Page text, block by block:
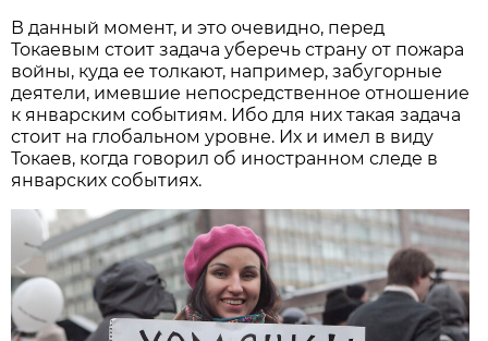
В данный момент, и это очевидно, перед
Токаевым стоит задача уберечь страну от пожара
войны, куда ее толкают, например, забугорные
деятели, имевшие непосредственное отношение
к январским событиям. Ибо для них такая задача
стоит на глобальном уровне. Их и имел в виду
Токаев, когда говорил об иностранном следе в
январских событиях.